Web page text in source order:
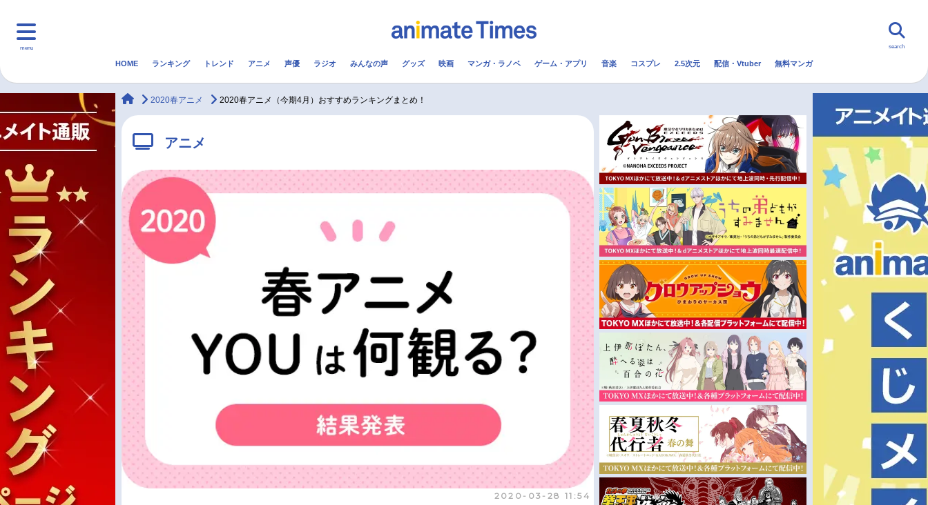
menu
マンガ・ラノベ ゲーム・アプリ 配信・Vtuber トレンド 無料マンガ
最新記事一覧 アニメ映画一覧
男性声優/女性声優一覧
今期アニメ曜日別一覧
春アニメ
秋アニメ
冬アニメ
search
HOME ランキング トレンド アニメ 声優 ラジオ みんなの声 グッズ 映画 マンガ・ラノベ ゲーム・アプリ 音楽 コスプレ 2.5次元 配信・Vtuber 無料マンガ
animateTimes
2020春アニメ 2020春アニメ（今期4月）おすすめランキングまとめ！
アニメ
2020-03-28 11:54